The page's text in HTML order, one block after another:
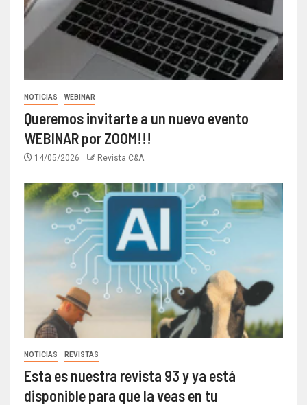
NOTICIAS WEBINAR
Queremos invitarte a un nuevo evento
WEBINAR por ZOOM!!!
14/05/2026 Revista C&A
NOTICIAS REVISTAS
Esta es nuestra revista 93 y ya está
disponible para que la veas en tu